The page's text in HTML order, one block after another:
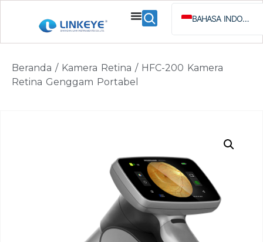
BAHASA INDONESIA
ENGLISH
Beranda / Kamera Retina / HFC-200 Kamera
Retina Genggam Portabel